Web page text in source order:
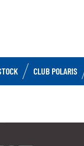
CLUB POLARIS